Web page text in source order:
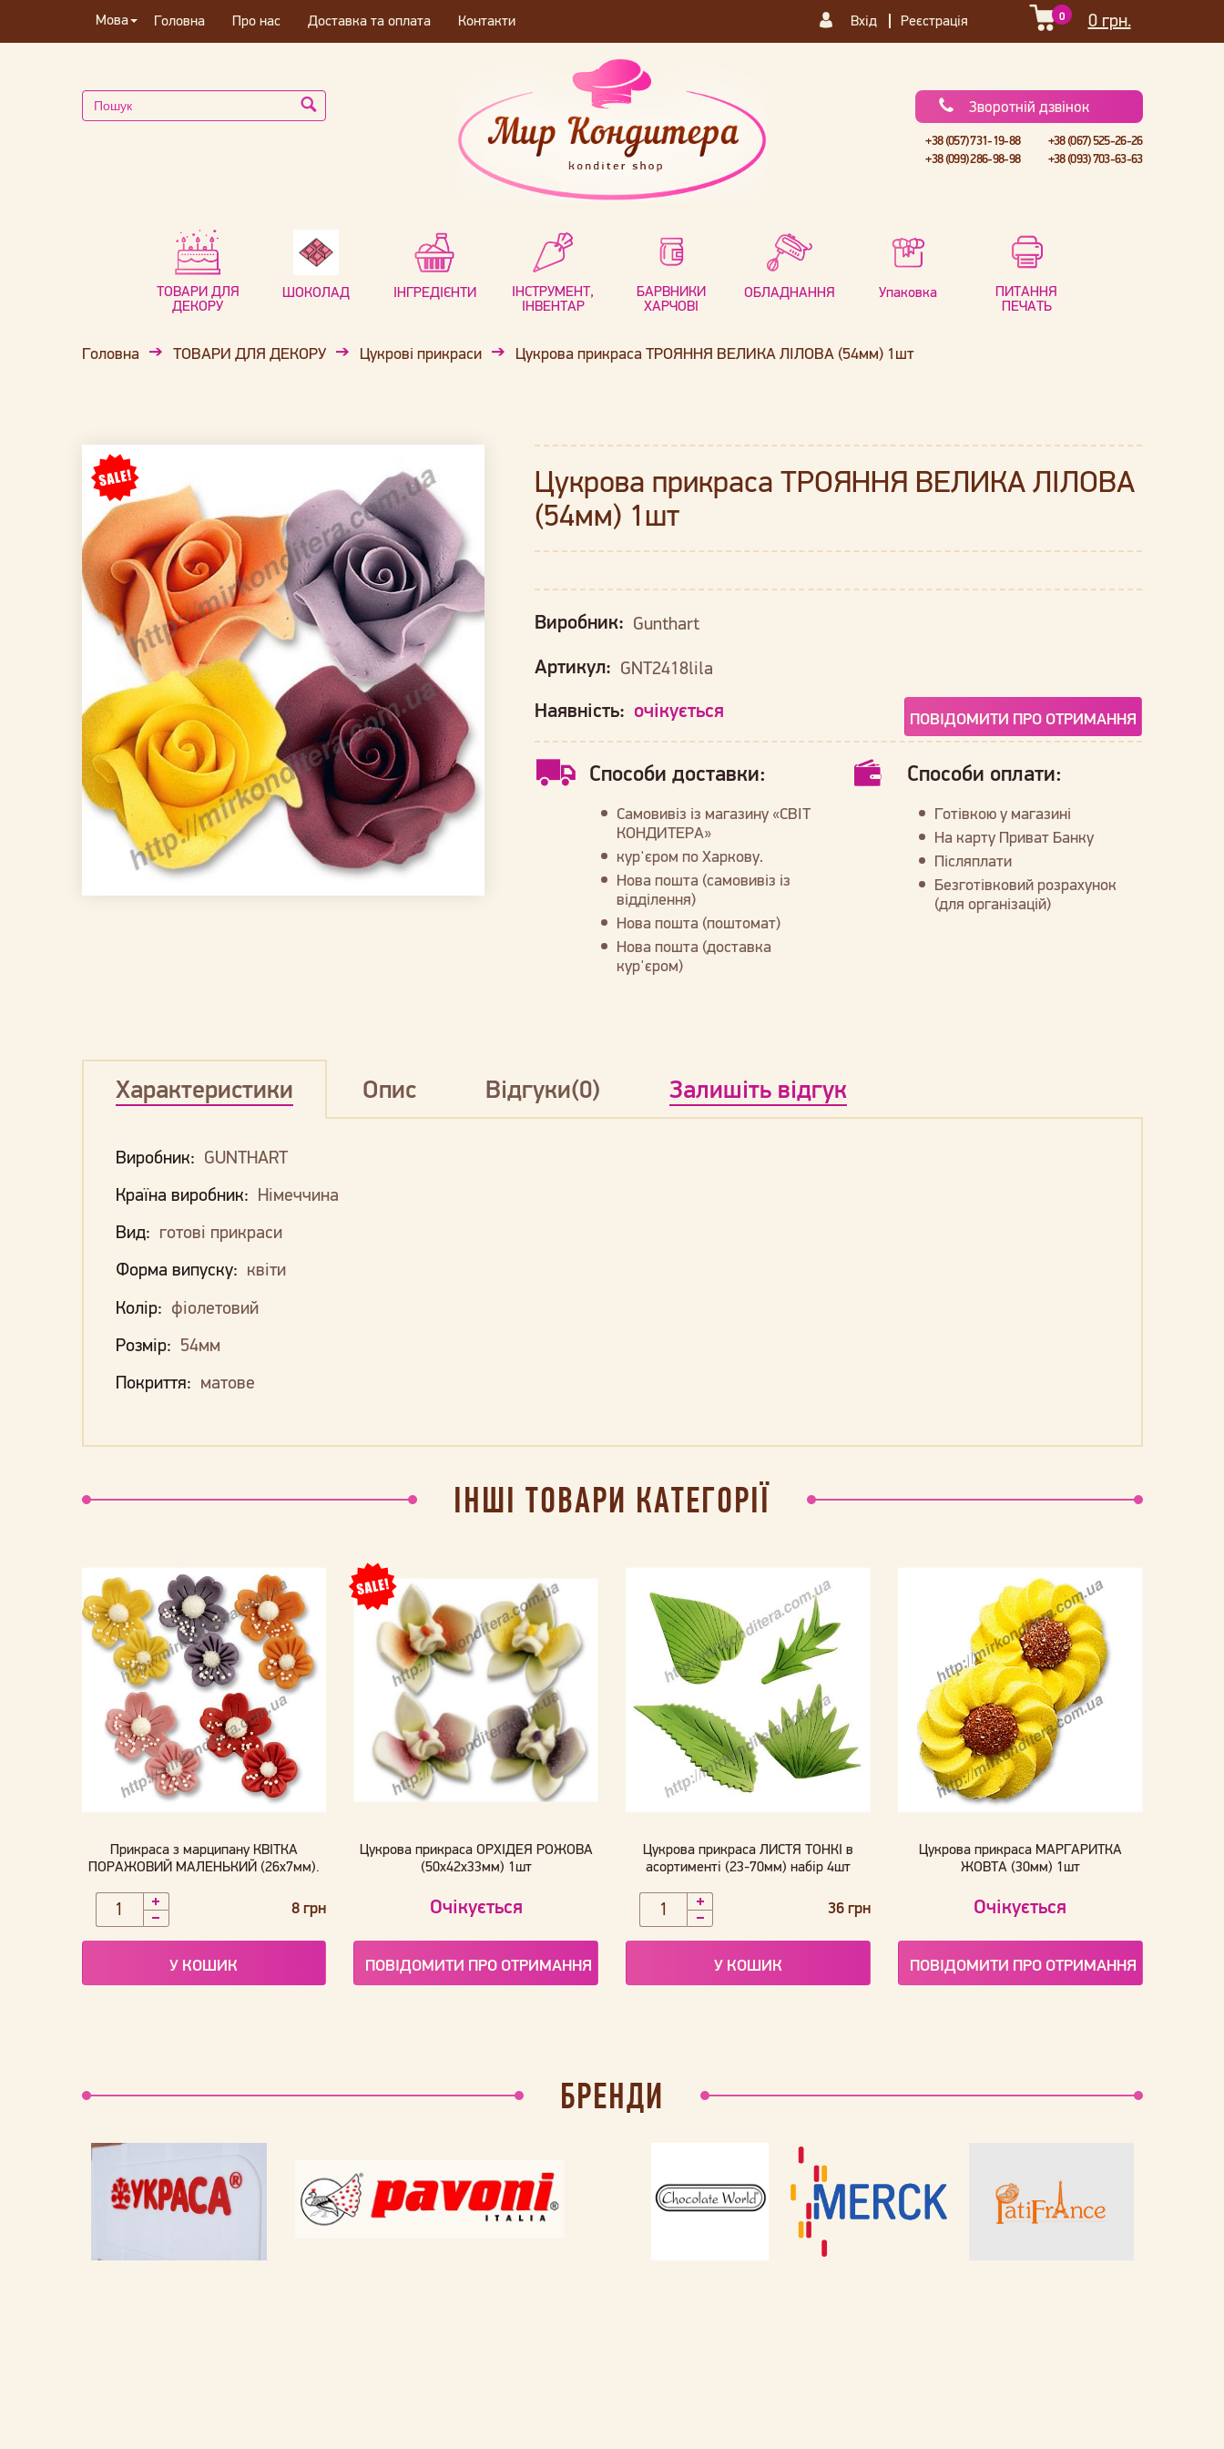
Мова Головна Про нас Доставка та оплата Контакти Вхід Реєстрація 0 грн.
0
Зворотній дзвінок
+38 (057) 731-19-88
+38 (067) 525-26-26
+38 (099) 286-98-98
+38 (093) 703-63-63
ТОВАРИ ДЛЯ
ДЕКОРУ
ШОКОЛАД ІНГРЕДІЄНТИ
ІНСТРУМЕНТ,
ІНВЕНТАР
БАРВНИКИ
ХАРЧОВІ
ОБЛАДНАННЯ Упаковка
ПИТАННЯ
ПЕЧАТЬ
Головна ТОВАРИ ДЛЯ ДЕКОРУ Цукрові прикраси Цукрова прикраса ТРОЯННЯ ВЕЛИКА ЛІЛОВА (54мм) 1шт
Цукрова прикраса ТРОЯННЯ ВЕЛИКА ЛІЛОВА
(54мм) 1шт
Виробник: Gunthart
Артикул: GNT2418lila
Наявність: очікується ПОВІДОМИТИ ПРО ОТРИМАННЯ
Способи доставки:
Самовивіз із магазину «СВІТ
КОНДИТЕРА»
кур'єром по Харкову.
Нова пошта (самовивіз із
відділення)
Нова пошта (поштомат)
Нова пошта (доставка
кур'єром)
Способи оплати:
Готівкою у магазині
На карту Приват Банку
Післяплати
Безготівковий розрахунок
(для організацій)
Характеристики Опис Відгуки(0) Залишіть відгук
Виробник: GUNTHART
Країна виробник: Німеччина
Вид: готові прикраси
Форма випуску: квіти
Колір: фіолетовий
Розмір: 54мм
Покриття: матове
ІНШІ ТОВАРИ КАТЕГОРІЇ
Прикраса з марципану КВІТКА
ПОРАЖОВИЙ МАЛЕНЬКИЙ (26х7мм).
8 грн
У КОШИК
Цукрова прикраса ОРХІДЕЯ РОЖОВА
(50х42х33мм) 1шт
Очікується
ПОВІДОМИТИ ПРО ОТРИМАННЯ
Цукрова прикраса ЛИСТЯ ТОНКІ в
асортименті (23-70мм) набір 4шт
36 грн
У КОШИК
Цукрова прикраса МАРГАРИТКА
ЖОВТА (30мм) 1шт
Очікується
ПОВІДОМИТИ ПРО ОТРИМАННЯ
БРЕНДИ